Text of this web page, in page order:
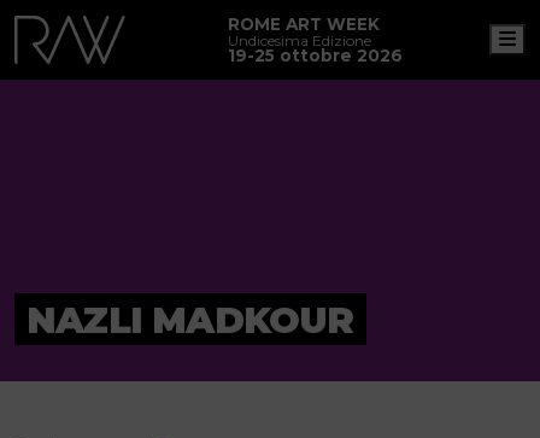
ROME ART WEEK
Undicesima Edizione
19-25 ottobre 2026
NAZLI MADKOUR